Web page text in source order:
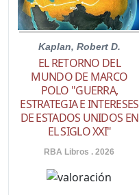
Kaplan, Robert D.
EL RETORNO DEL
MUNDO DE MARCO
POLO "GUERRA,
ESTRATEGIA E INTERESES
DE ESTADOS UNIDOS EN
EL SIGLO XXI"
RBA Libros . 2026